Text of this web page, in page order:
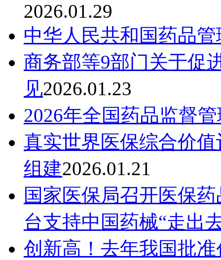
2026.01.29
中华人民共和国药品
商务部等9部门关于促
见2026.01.23
2026年全国药品监督
真实世界医保综合价
组建2026.01.21
国家医保局召开医保
台支持中国药械“走出
创新高！去年我国批